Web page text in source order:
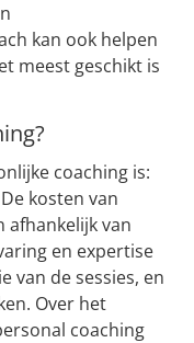
kan ook helpen
meest geschikt is
coaching is:
kosten van
afhankelijk van
en expertise
van de sessies, en
Over het
coaching